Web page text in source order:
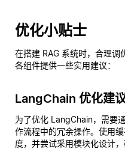
优化小贴士
在搭建 RAG 系统时，合理调
各组件提供一些实用建议：
LangChain 优化建
为了优化 LangChain，需要
作流程中的冗余操作。使用
度，并尝试采用模块化设计